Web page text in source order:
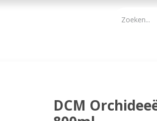
DCM